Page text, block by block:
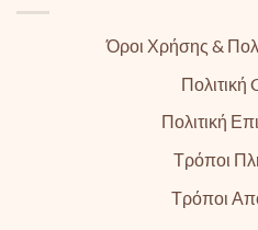
Όροι Χρήσης &
Πολιτική
Πολιτική
Τρόποι
Τρόποι